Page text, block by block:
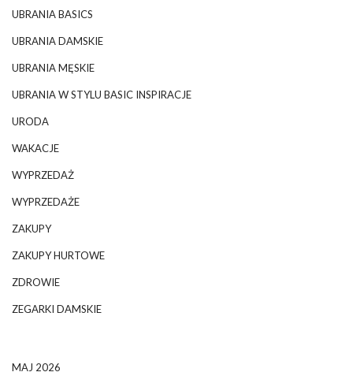
UBRANIA BASICS
UBRANIA DAMSKIE
UBRANIA MĘSKIE
UBRANIA W STYLU BASIC INSPIRACJE
URODA
WAKACJE
WYPRZEDAŻ
WYPRZEDAŻE
ZAKUPY
ZAKUPY HURTOWE
ZDROWIE
ZEGARKI DAMSKIE
MAJ 2026